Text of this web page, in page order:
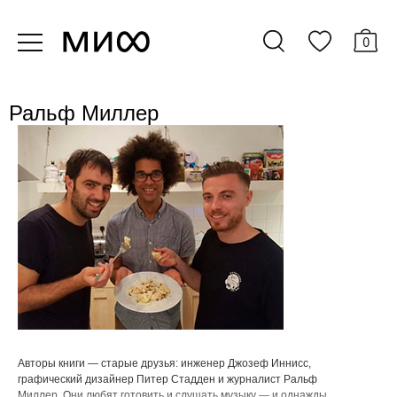
0
Ральф Миллер
Авторы книги — старые друзья: инженер Джозеф Иннисс,
графический дизайнер Питер Стадден и журналист Ральф